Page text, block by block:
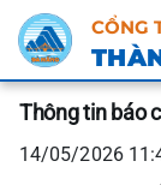
CỔNG
Thông tin báo
14/05/2026